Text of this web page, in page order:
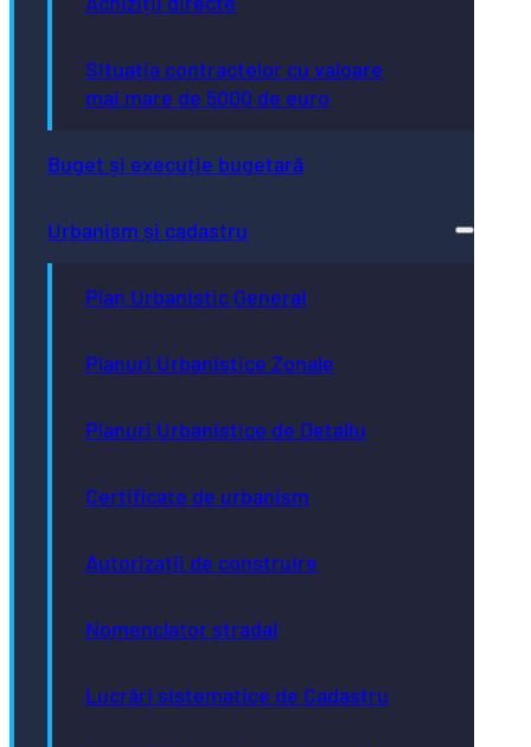
Situația contractelor cu valoare
mai mare de 5000 de euro
Buget și execuție bugetară
Urbanism și cadastru
Plan Urbanistic General
Planuri Urbanistice Zonale
Planuri Urbanistice de Detaliu
Certificate de urbanism
Autorizații de construire
Nomenclator stradal
Lucrări sistematice de Cadastru